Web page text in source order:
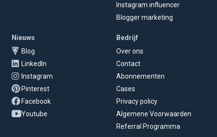
Instagram influencer
Blogger marketing
Nieuws
Blog
LinkedIn
Instagram
Pinterest
Facebook
Youtube
Bedrijf
Over ons
Contact
Abonnementen
Cases
Privacy policy
Algemene Voorwaarden
Referral Programma